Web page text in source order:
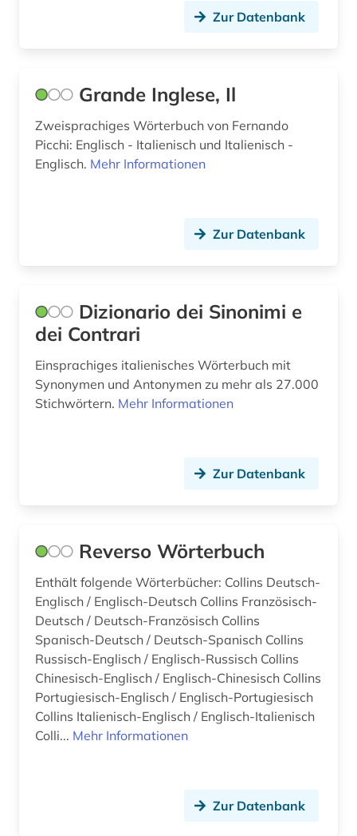
Zur Datenbank
Grande Inglese, Il
Zweisprachiges Wörterbuch von Fernando
Picchi: Englisch - Italienisch und Italienisch -
Englisch. Mehr Informationen
Zur Datenbank
Dizionario dei Sinonimi e
dei Contrari
Einsprachiges italienisches Wörterbuch mit
Synonymen und Antonymen zu mehr als 27.000
Stichwörtern. Mehr Informationen
Zur Datenbank
Reverso Wörterbuch
Enthält folgende Wörterbücher: Collins Deutsch-
Englisch / Englisch-Deutsch Collins Französisch-
Deutsch / Deutsch-Französisch Collins
Spanisch-Deutsch / Deutsch-Spanisch Collins
Russisch-Englisch / Englisch-Russisch Collins
Chinesisch-Englisch / Englisch-Chinesisch Collins
Portugiesisch-Englisch / Englisch-Portugiesisch
Collins Italienisch-Englisch / Englisch-Italienisch
Colli... Mehr Informationen
Zur Datenbank